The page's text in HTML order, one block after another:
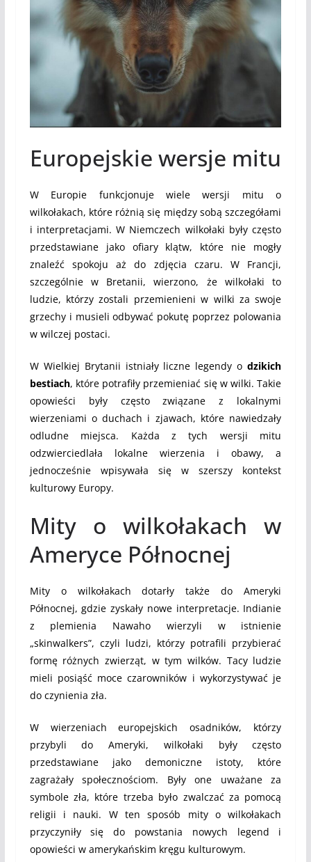
Europejskie wersje mitu
W Europie funkcjonuje wiele wersji mitu o
wilkołakach, które różnią się między sobą szczegółami
i interpretacjami. W Niemczech wilkołaki były często
przedstawiane jako ofiary klątw, które nie mogły
znaleźć spokoju aż do zdjęcia czaru. W Francji,
szczególnie w Bretanii, wierzono, że wilkołaki to
ludzie, którzy zostali przemienieni w wilki za swoje
grzechy i musieli odbywać pokutę poprzez polowania
w wilczej postaci.
W Wielkiej Brytanii istniały liczne legendy odzikich
bestiach, które potrafiły przemieniać się w wilki. Takie
opowieści były często związane z lokalnymi
wierzeniami o duchach i zjawach, które nawiedzały
odludne miejsca. Każda z tych wersji mitu
odzwierciedlała lokalne wierzenia i obawy, a
jednocześnie wpisywała się w szerszy kontekst
kulturowy Europy.
Mity o wilkołakach w
Ameryce Północnej
Mity o wilkołakach dotarły także do Ameryki
Północnej, gdzie zyskały nowe interpretacje. Indianie
z plemienia Nawaho wierzyli w istnienie
„skinwalkers”, czyli ludzi, którzy potrafili przybierać
formę różnych zwierząt, w tym wilków. Tacy ludzie
mieli posiąść moce czarowników i wykorzystywać je
do czynienia zła.
W wierzeniach europejskich osadników, którzy
przybyli do Ameryki, wilkołaki były często
przedstawiane jako demoniczne istoty, które
zagrażały społecznościom. Były one uważane za
symbole zła, które trzeba było zwalczać za pomocą
religii i nauki. W ten sposób mity o wilkołakach
przyczyniły się do powstania nowych legend i
opowieści w amerykańskim kręgu kulturowym.